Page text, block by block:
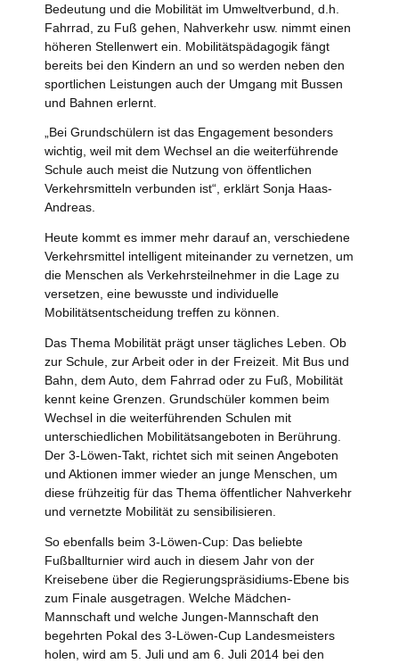
Bedeutung und die Mobilität im Umweltverbund, d.h.
Fahrrad, zu Fuß gehen, Nahverkehr usw. nimmt einen
höheren Stellenwert ein. Mobilitätspädagogik fängt
bereits bei den Kindern an und so werden neben den
sportlichen Leistungen auch der Umgang mit Bussen
und Bahnen erlernt.
„Bei Grundschülern ist das Engagement besonders
wichtig, weil mit dem Wechsel an die weiterführende
Schule auch meist die Nutzung von öffentlichen
Verkehrsmitteln verbunden ist“, erklärt Sonja Haas-
Andreas.
Heute kommt es immer mehr darauf an, verschiedene
Verkehrsmittel intelligent miteinander zu vernetzen, um
die Menschen als Verkehrsteilnehmer in die Lage zu
versetzen, eine bewusste und individuelle
Mobilitätsentscheidung treffen zu können.
Das Thema Mobilität prägt unser tägliches Leben. Ob
zur Schule, zur Arbeit oder in der Freizeit. Mit Bus und
Bahn, dem Auto, dem Fahrrad oder zu Fuß, Mobilität
kennt keine Grenzen. Grundschüler kommen beim
Wechsel in die weiterführenden Schulen mit
unterschiedlichen Mobilitätsangeboten in Berührung.
Der 3-Löwen-Takt, richtet sich mit seinen Angeboten
und Aktionen immer wieder an junge Menschen, um
diese frühzeitig für das Thema öffentlicher Nahverkehr
und vernetzte Mobilität zu sensibilisieren.
So ebenfalls beim 3-Löwen-Cup: Das beliebte
Fußballturnier wird auch in diesem Jahr von der
Kreisebene über die Regierungspräsidiums-Ebene bis
zum Finale ausgetragen. Welche Mädchen-
Mannschaft und welche Jungen-Mannschaft den
begehrten Pokal des 3-Löwen-Cup Landesmeisters
holen, wird am 5. Juli und am 6. Juli 2014 bei den